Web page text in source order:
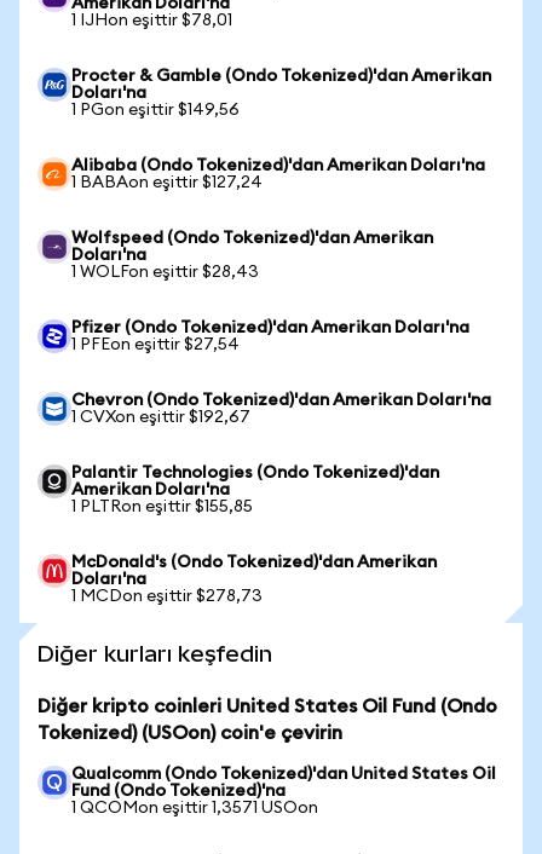
Amerikan Doları'na
1 IJHon eşittir $78,01
Procter & Gamble (Ondo Tokenized)'dan Amerikan
Doları'na
1 PGon eşittir $149,56
Alibaba (Ondo Tokenized)'dan Amerikan Doları'na
1 BABAon eşittir $127,24
Wolfspeed (Ondo Tokenized)'dan Amerikan
Doları'na
1 WOLFon eşittir $28,43
Pfizer (Ondo Tokenized)'dan Amerikan Doları'na
1 PFEon eşittir $27,54
Chevron (Ondo Tokenized)'dan Amerikan Doları'na
1 CVXon eşittir $192,67
Palantir Technologies (Ondo Tokenized)'dan
Amerikan Doları'na
1 PLTRon eşittir $155,85
McDonald's (Ondo Tokenized)'dan Amerikan
Doları'na
1 MCDon eşittir $278,73
Diğer kurları keşfedin
Diğer kripto coinleri United States Oil Fund (Ondo
Tokenized) (USOon) coin'e çevirin
Qualcomm (Ondo Tokenized)'dan United States Oil
Fund (Ondo Tokenized)'na
1 QCOMon eşittir 1,3571 USOon